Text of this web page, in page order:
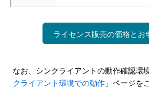
ライセンス販売の価格とお
なお、シンクライアントの動作確認環
クライアント環境での動作 」ページを